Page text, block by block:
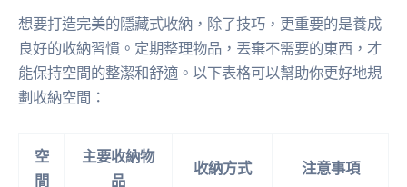
想要打造完美的隱藏式收納，除了技巧，更重要的是養成
良好的收納習慣。定期整理物品，丟棄不需要的東西，才
能保持空間的整潔和舒適。以下表格可以幫助你更好地規
劃收納空間：
空
間
主要收納物
品
收納方式 注意事項